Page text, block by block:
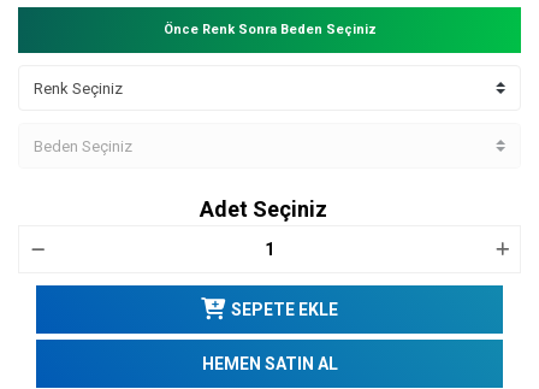
Önce Renk Sonra Beden Seçiniz
Adet Seçiniz
SEPETE EKLE
HEMEN SATIN AL